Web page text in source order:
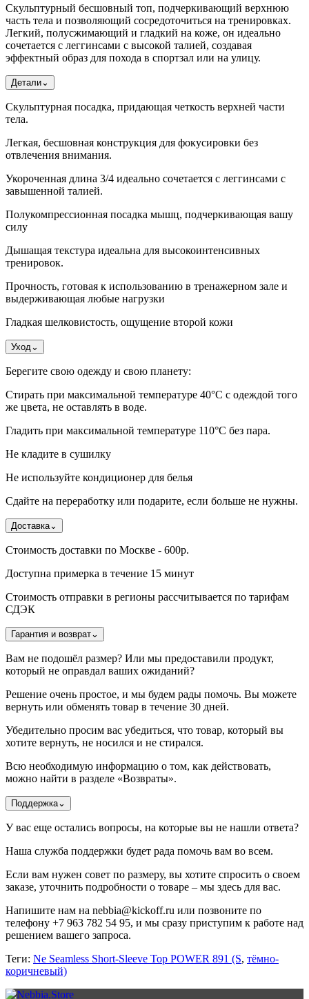
Скульптурный бесшовный топ, подчеркивающий верхнюю
часть тела и позволяющий сосредоточиться на тренировках.
Легкий, полусжимающий и гладкий на коже, он идеально
сочетается с леггинсами с высокой талией, создавая
эффектный образ для похода в спортзал или на улицу.
Детали⌄
Скульптурная посадка, придающая четкость верхней части
тела.
Легкая, бесшовная конструкция для фокусировки без
отвлечения внимания.
Укороченная длина 3/4 идеально сочетается с леггинсами с
завышенной талией.
Полукомпрессионная посадка мышц, подчеркивающая вашу
силу
Дышащая текстура идеальна для высокоинтенсивных
тренировок.
Прочность, готовая к использованию в тренажерном зале и
выдерживающая любые нагрузки
Гладкая шелковистость, ощущение второй кожи
Уход ⌄
Берегите свою одежду и свою планету:
Стирать при максимальной температуре 40°C с одеждой того
же цвета, не оставлять в воде.
Гладить при максимальной температуре 110°С без пара.
Не кладите в сушилку
Не используйте кондиционер для белья
Сдайте на переработку или подарите, если больше не нужны.
Доставка⌄
Стоимость доставки по Москве - 600р.
Доступна примерка в течение 15 минут
Стоимость отправки в регионы рассчитывается по тарифам
СДЭК
Гарантия и возврат⌄
Вам не подошёл размер? Или мы предоставили продукт,
который не оправдал ваших ожиданий?
Решение очень простое, и мы будем рады помочь. Вы можете
вернуть или обменять товар в течение 30 дней.
Убедительно просим вас убедиться, что товар, который вы
хотите вернуть, не носился и не стирался.
Всю необходимую информацию о том, как действовать,
можно найти в разделе «Возвраты».
Поддержка⌄
У вас еще остались вопросы, на которые вы не нашли ответа?
Наша служба поддержки будет рада помочь вам во всем.
Если вам нужен совет по размеру, вы хотите спросить о своем
заказе, уточнить подробности о товаре – мы здесь для вас.
Напишите нам на nebbia@kickoff.ru или позвоните по
телефону +7 963 782 54 95, и мы сразу приступим к работе над
решением вашего запроса.
Теги: Ne Seamless Short-Sleeve Top POWER 891 (S, тёмно-
коричневый)